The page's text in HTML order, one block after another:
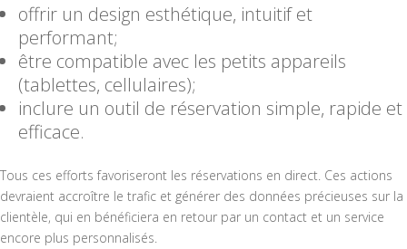
offrir un design esthétique, intuitif et
performant;
être compatible avec les petits appareils
(tablettes, cellulaires);
inclure un outil de réservation simple, rapide et
efficace.
Tous ces efforts favoriseront les réservations en direct. Ces actions
devraient accroître le trafic et générer des données précieuses sur la
clientèle, qui en bénéficiera en retour par un contact et un service
encore plus personnalisés.